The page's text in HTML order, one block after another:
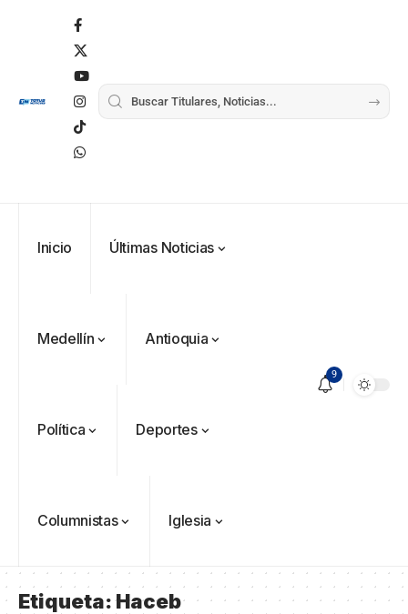
Inicio Últimas Noticias
Medellín Antioquia
Política Deportes
Columnistas Iglesia
9
Etiqueta:Haceb